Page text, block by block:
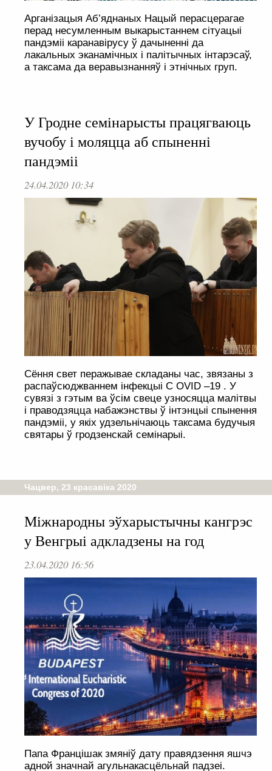
Арганізацыя Аб’яднаных Нацый перасцерагае
перад несумленным выкарыстаннем сітуацыі
пандэміі каранавірусу ў дачыненні да
лакальных эканамічных і палітычных інтарэсаў,
а таксама да веравызнанняў і этнічных груп.
У Гродне семінарысты працягваюць
вучобу і моляцца аб спыненні
пандэміі
24.04.2020 10:34
Сёння свет перажывае складаны час, звязаны з
распаўсюджваннем інфекцыі С OVID –19 . У
сувязі з гэтым ва ўсім свеце узносяцца малітвы
і праводзяцца набажэнствы ў інтэнцыі спынення
пандэміі, у якіх удзельнічаюць таксама будучыя
святары ў гродзенскай семінарыі.
Чацвер, 23 красавіка 2020
Міжнародны эўхарыстычны кангрэс
у Венгрыі адкладзены на год
23.04.2020 16:56
Папа Францішак змяніў дату правядзення яшчэ
адной значнай агульнакасцёльнай падзеі.